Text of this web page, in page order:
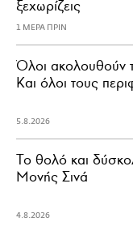
ξεχωρίζεις
1 ΜΕΡΑ ΠΡΙΝ
Όλοι ακολουθούν
Και όλοι τους
5.8.2026
Το θολό και
Μονής Σινά
4.8.2026